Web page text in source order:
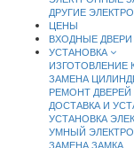
ДРУГИЕ
ЦЕНЫ
ВХОДНЫЕ ДВЕРИ
УСТАНОВКА
ИЗГОТОВЛЕНИЕ
ЗАМЕНА
РЕМОНТ ДВЕРЕЙ
ДОСТАВКА И
УСТАНОВКА
УМНЫЙ
ЗАМЕНА ЗАМКА